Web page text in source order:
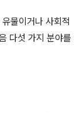
물이거나 사회적
다섯 가지 분야를